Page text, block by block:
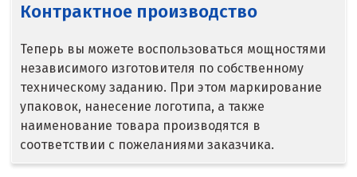
Верхние Серги
Верхний Уфалей
Верхняя Пышма
Верхняя Салда
Контрактное производство
Теперь вы можете воспользоваться мощностями
независимого изготовителя по собственному
техническому заданию. При этом маркирование
упаковок, нанесение логотипа, а также
наименование товара производятся в
соответствии с пожеланиями заказчика.